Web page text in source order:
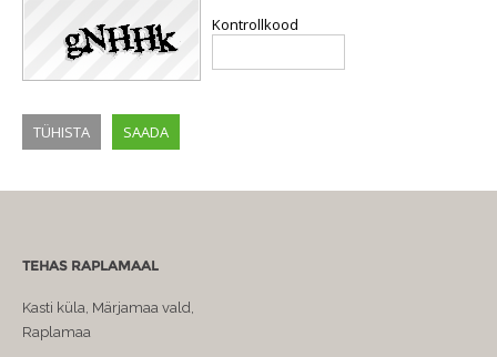
Kontrollkood
TEHAS RAPLAMAAL
Kasti küla, Märjamaa vald,
Raplamaa